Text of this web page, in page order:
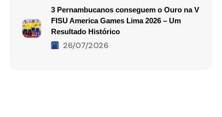
3 Pernambucanos conseguem o Ouro na V
FISU America Games Lima 2026 – Um
Resultado Histórico
26/07/2026